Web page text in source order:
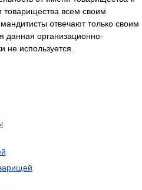
товарищества всем своим
отвечают только своим
данная организационно-
не используется.